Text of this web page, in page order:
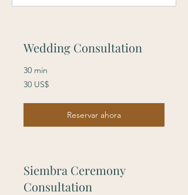
Wedding Consultation
30 min
30
dólares
30 US$
Reservar ahora
Siembra Ceremony
Consultation